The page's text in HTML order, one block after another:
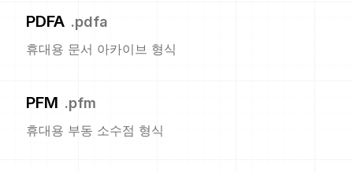
PDFA .pdfa
휴대용 문서 아카이브 형식
PFM .pfm
휴대용 부동 소수점 형식